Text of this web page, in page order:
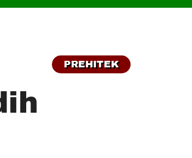
PREHITEK